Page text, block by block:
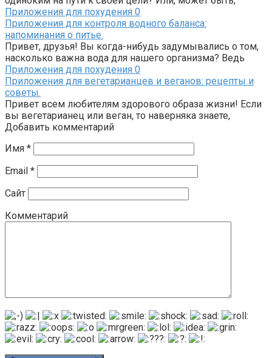
Приложения для похудения 0
Приложения для контроля водного баланса:
напоминания о питье.
Привет, друзья! Вы когда-нибудь задумывались о том,
насколько важна вода для нашего организма? Ведь
Приложения для похудения 0
Приложения для вегетарианцев и веганов: рецепты и
советы.
Привет всем любителям здорового образа жизни! Если
вы вегетарианец или веган, то наверняка знаете,
Добавить комментарий
Имя *
Email *
Сайт
Комментарий